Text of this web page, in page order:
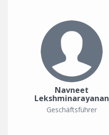
Navneet
Lekshminarayanan
Geschäftsführer